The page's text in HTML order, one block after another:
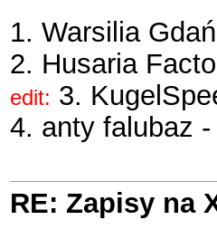
1. Warsilia
2. Husaria
edit: 3.
4. anty falubaz
RE: Zapisy na